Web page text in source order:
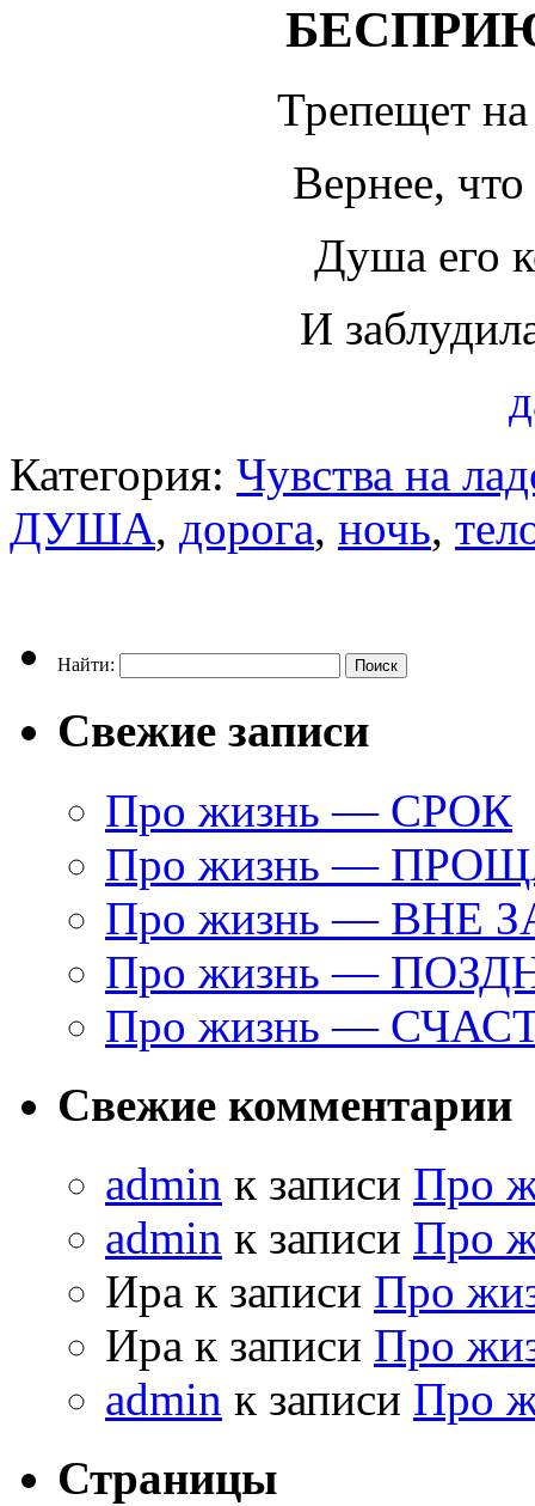
Трепещет
Вернее, что
Душа его
И
Категория: Чувства на
ДУША, дорога, ночь,
Найти:
Свежие записи
Про жизнь — СРОК
Про жизнь —
Про жизнь — ВНЕ
Про жизнь —
Про жизнь —
Свежие комментарии
admin к записи Про
admin к записи Про
Ира к записи Про
Ира к записи Про
admin к записи Про
Страницы